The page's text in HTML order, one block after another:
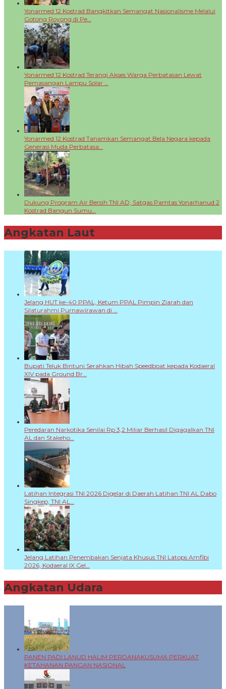
Yonarmed 12 Kostrad Bangkitkan Semangat Nasionalisme Melalui
Gotong Royong di Pe…
Yonarmed 12 Kostrad Terangi Akses Warga Perbatasan Lewat
Pemasangan Lampu Solar …
Yonarmed 12 Kostrad Tanamkan Semangat Bela Negara kepada
Generasi Muda Perbatasa…
Dukung Program Air Bersih TNI AD, Satgas Pamtas Yonarhanud 2
Kostrad Bangun Sumu…
Angkatan Laut
Jelang HUT ke-40 PPAL, Ketum PPAL Pimpin Ziarah dan
Silaturahmi Purnawirawan di …
Bupati Teluk Bintuni Serahkan Hibah Speedboat kepada Kodaeral
XIV pada Ground Br…
Peredaran Narkotika Senilai Rp 3,2 Miliar Berhasil Digagalkan TNI
AL dan Stakeho…
Latihan Integrasi TNI 2026 Digelar di Daerah Latihan TNI AL Dabo
Singkep, TNI AL…
Jelang Latihan Penembakan Senjata Khusus TNI Latops Amfibi
2026, Kodaeral IX Gel…
Angkatan Udara
PANEN PADI LANUD HALIM PERDANAKUSUMA PERKUAT
KETAHANAN PANGAN NASIONAL